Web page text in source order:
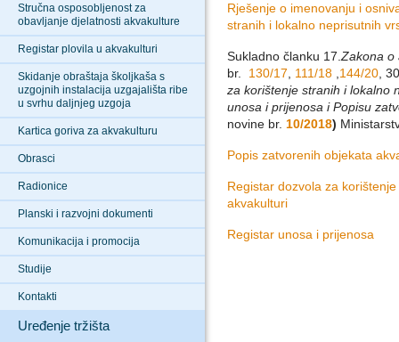
Stručna osposobljenost za
obavljanje djelatnosti akvakulture
Registar plovila u akvakulturi
Skidanje obraštaja školjkaša s
uzgojnih instalacija uzgajališta ribe
u svrhu daljnjeg uzgoja
Kartica goriva za akvakulturu
Obrasci
Radionice
Planski i razvojni dokumenti
Komunikacija i promocija
Studije
Kontakti
Uređenje tržišta
Rješenje o imenovanju i
stranih i lokalno neprisutnih
Sukladno članku 17. Zakona
br. 130/17 111/18 144/20 ,
za korištenje stranih i lokalno
unosa i prijenosa i Popisu
novine br. 10/2018)
Popis zatvorenih objekata
Registar dozvola za
akvakulturi
Registar unosa i prijenosa